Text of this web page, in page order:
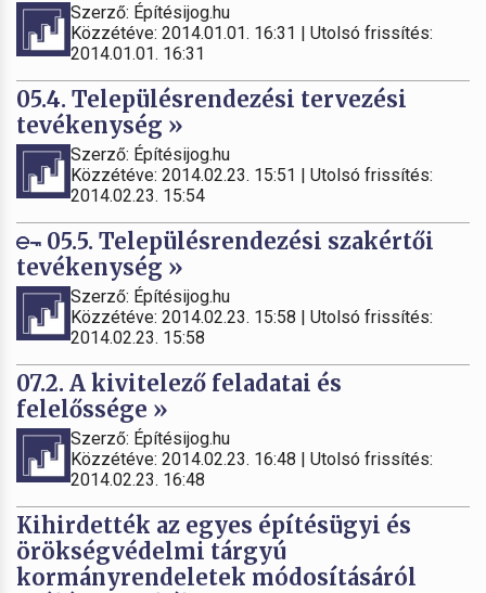
Szerző: Építésijog.hu
Közzétéve: 2014.01.01. 16:31 | Utolsó frissítés:
2014.01.01. 16:31
05.4. Településrendezési tervezési
tevékenység »
Szerző: Építésijog.hu
Közzétéve: 2014.02.23. 15:51 | Utolsó frissítés:
2014.02.23. 15:54
05.5. Településrendezési szakértői
tevékenység »
Szerző: Építésijog.hu
Közzétéve: 2014.02.23. 15:58 | Utolsó frissítés:
2014.02.23. 15:58
07.2. A kivitelező feladatai és
felelőssége »
Szerző: Építésijog.hu
Közzétéve: 2014.02.23. 16:48 | Utolsó frissítés:
2014.02.23. 16:48
Kihirdették az egyes építésügyi és
örökségvédelmi tárgyú
kormányrendeletek módosításáról